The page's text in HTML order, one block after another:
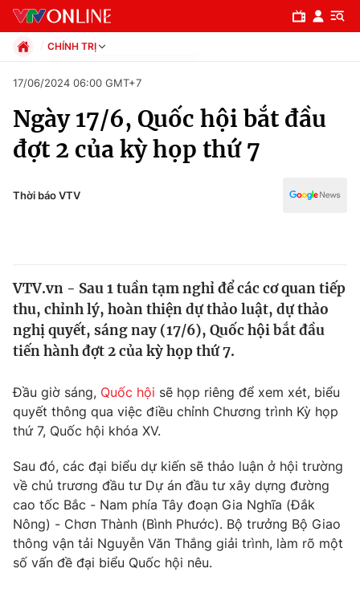
Chuyên mục
Chính trị
Y tế
Thế giới
Thế giới đó đây
Kinh tế
Tài chính
Thị trường
Góc doanh nghiệp
Dữ liệu và đời sống
Truyền hình
Phim VTV
Hậu trường
Giải trí
Điện ảnh
CHÍNH TRỊ
Xã hội
Pháp luật
Kinh tế
Thể thao
Văn hóa - Giải trí
Giáo dục
17/06/2024 06:00 GMT+7
Ngày 17/6, Quốc hội bắt đầu
đợt 2 của kỳ họp thứ 7
Thời báo VTV
VTV.vn - Sau 1 tuần tạm nghỉ để các cơ quan tiếp
thu, chỉnh lý, hoàn thiện dự thảo luật, dự thảo
nghị quyết, sáng nay (17/6), Quốc hội bắt đầu
tiến hành đợt 2 của kỳ họp thứ 7.
Đầu giờ sáng, Quốc hội sẽ họp riêng để xem xét, biểu
quyết thông qua việc điều chỉnh Chương trình Kỳ họp
thứ 7, Quốc hội khóa XV.
Sau đó, các đại biểu dự kiến sẽ thảo luận ở hội trường
về chủ trương đầu tư Dự án đầu tư xây dựng đường
cao tốc Bắc - Nam phía Tây đoạn Gia Nghĩa (Đắk
Nông) - Chơn Thành (Bình Phước). Bộ trưởng Bộ Giao
thông vận tải Nguyễn Văn Thắng giải trình, làm rõ một
số vấn đề đại biểu Quốc hội nêu.